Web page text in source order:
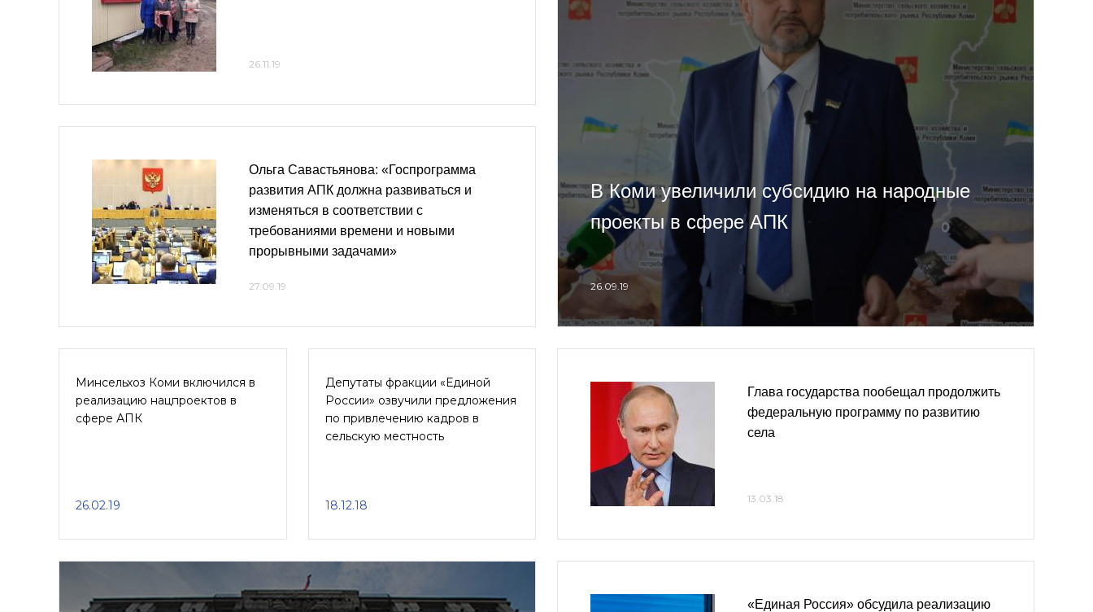
26.11.19
Ольга Савастьянова: «Госпрограмма
развития АПК должна развиваться и
изменяться в соответствии с
требованиями времени и новыми
прорывными задачами»
27.09.19
В Коми увеличили субсидию на народные
проекты в сфере АПК
26.09.19
Минсельхоз Коми включился в
реализацию нацпроектов в
сфере АПК
26.02.19
Депутаты фракции «Единой
России» озвучили предложения
по привлечению кадров в
сельскую местность
18.12.18
Глава государства пообещал продолжить
федеральную программу по развитию
села
13.03.18
«Единая Россия» обсудила реализацию